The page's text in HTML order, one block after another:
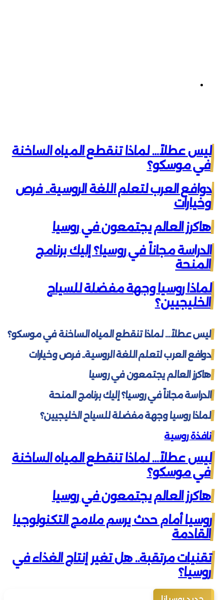
ليس عطلاً… لماذا تنقطع المياه الساخنة
في موسكو؟
دوافع العرب لتعلم اللغة الروسية.. فرص
وخيارات
هاكرز العالم يجتمعون في روسيا
الدراسة مجاناً في روسيا؟ إليك برنامج
المنحة
لماذا روسيا وجهة مفضلة للسياح
الخليجيين؟
ليس عطلاً… لماذا تنقطع المياه الساخنة في موسكو؟
دوافع العرب لتعلم اللغة الروسية.. فرص وخيارات
هاكرز العالم يجتمعون في روسيا
الدراسة مجاناً في روسيا؟ إليك برنامج المنحة
لماذا روسيا وجهة مفضلة للسياح الخليجيين؟
نافذة روسية
ليس عطلاً… لماذا تنقطع المياه الساخنة
في موسكو؟
هاكرز العالم يجتمعون في روسيا
روسيا أمام حدث يرسم ملامح التكنولوجيا
القادمة
تقنيات مرتقبة.. هل تغير إنتاج الغذاء في
روسيا؟